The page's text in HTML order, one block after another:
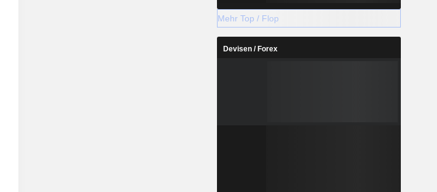
Mehr Top / Flop
Devisen / Forex